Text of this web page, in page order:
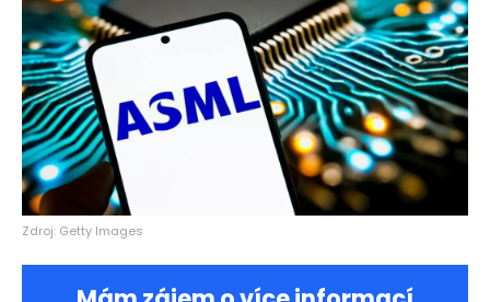
Zdroj: Getty Images